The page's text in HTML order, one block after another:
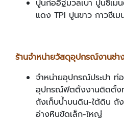
ปูนก่ออิฐมวลเบา ปูนซีเ
แดง TPI ปูนขาว กาวซีเ
ร้านจำหน่ายวัสดุอุปกรณ์งานช่า
จำหน่ายอุปกรณ์ประปา
อุปกรณ์ฟิตติ้งงานติดตั้ง
ถังเก็บน้ำบนดิน-ใต้ดิน ถั
อ่างหินขัดเล็ก-ใหญ่